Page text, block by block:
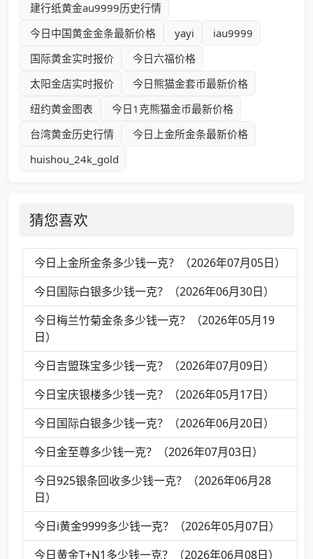
建行纸黄金au9999历史行情
今日中国黄金金条最新价格
yayi
iau9999
国际黄金实时报价
今日六福价格
太阳金店实时报价
今日熊猫金套币最新价格
纽约黄金图表
今日1克熊猫金币最新价格
台湾黄金历史行情
今日上金所金条最新价格
huishou_24k_gold
猜您喜欢
今日上金所金条多少钱一克？（2026年07月05日）
今日国际白银多少钱一克？（2026年06月30日）
今日梅兰竹菊金条多少钱一克？（2026年05月19
日）
今日吉盟珠宝多少钱一克？（2026年07月09日）
今日宝庆银楼多少钱一克？（2026年05月17日）
今日国际白银多少钱一克？（2026年06月20日）
今日金至尊多少钱一克？（2026年07月03日）
今日925银条回收多少钱一克？（2026年06月28
日）
今日i黄金9999多少钱一克？（2026年05月07日）
今日黄金T+N1多少钱一克？（2026年06月08日）